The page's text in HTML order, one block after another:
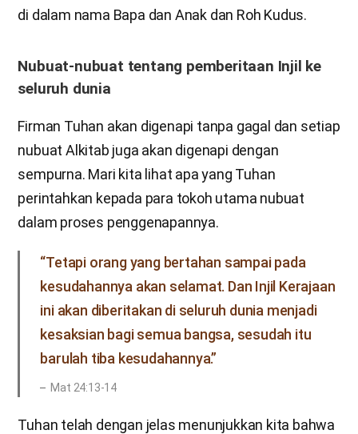
di dalam nama Bapa dan Anak dan Roh Kudus.
Nubuat-nubuat tentang pemberitaan Injil ke
seluruh dunia
Firman Tuhan akan digenapi tanpa gagal dan setiap
nubuat Alkitab juga akan digenapi dengan
sempurna. Mari kita lihat apa yang Tuhan
perintahkan kepada para tokoh utama nubuat
dalam proses penggenapannya.
“Tetapi orang yang bertahan sampai pada
kesudahannya akan selamat. Dan Injil Kerajaan
ini akan diberitakan di seluruh dunia menjadi
kesaksian bagi semua bangsa, sesudah itu
barulah tiba kesudahannya.”
Mat 24:13-14
Tuhan telah dengan jelas menunjukkan kita bahwa